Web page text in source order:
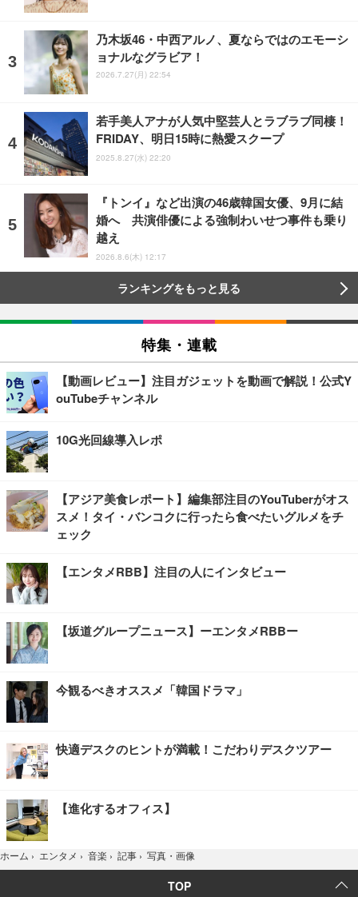
乃木坂46・中西アルノ、夏ならではのエモーシ
ョナルなグラビア！
2026.7.27(月) 22:54
若手美人アナが人気中堅芸人とラブラブ同棲！
FRIDAY、明日15時に熱愛スクープ
2025.8.27(水) 22:20
『トンイ』など出演の46歳韓国女優、9月に結
婚へ 共演俳優による強制わいせつ事件も乗り
越え
2026.8.6(木) 12:17
ランキングをもっと見る
特集・連載
【動画レビュー】注目ガジェットを動画で解説！公式Y
ouTubeチャンネル
10G光回線導入レポ
【アジア美食レポート】編集部注目のYouTuberがオス
スメ！タイ・バンコクに行ったら食べたいグルメをチ
ェック
【エンタメRBB】注目の人にインタビュー
【坂道グループニュース】ーエンタメRBBー
今観るべきオススメ「韓国ドラマ」
快適デスクのヒントが満載！こだわりデスクツアー
【進化するオフィス】
ホーム › エンタメ › 音楽 › 記事 › 写真・画像
TOP